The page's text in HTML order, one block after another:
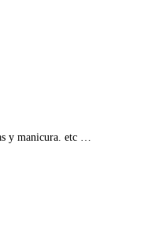
y manicura. etc …